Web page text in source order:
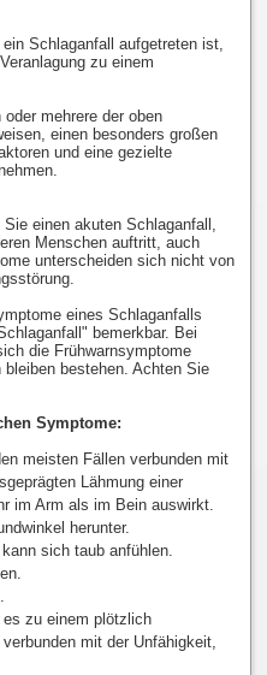
Schlaganfall aufgetreten ist,
zu einem
mehrere der oben
einen besonders großen
und eine gezielte
einen akuten Schlaganfall,
Menschen auftritt, auch
unterscheiden sich nicht von
eines Schlaganfalls
bemerkbar. Bei
die Frühwarnsymptome
bestehen. Achten Sie
Symptome:
meisten Fällen verbunden mit
Lähmung einer
im Arm als im Bein auswirkt.
herunter.
sich taub anfühlen.
zu einem plötzlich
mit der Unfähigkeit,